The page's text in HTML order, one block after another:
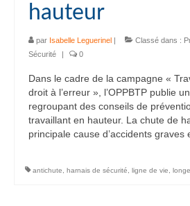
hauteur
par Isabelle Leguerinel | Classé dans :
Sécurité
| 0
Dans le cadre de la campagne «
droit à l’erreur », l’OPPBTP publie
regroupant des conseils de
travaillant en hauteur. La chute de
principale cause d’accidents graves
antichute harnais de sécurité ligne de vie longe